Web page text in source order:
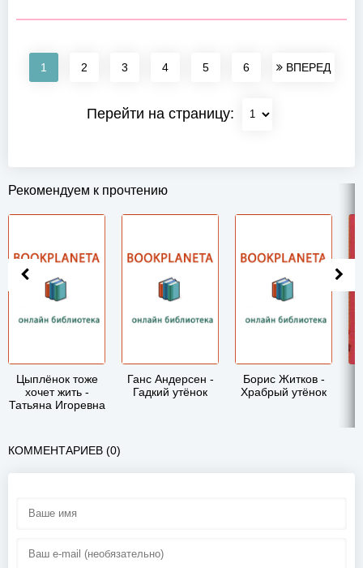
1 2 3 4 5 6 ВПЕРЕД
Перейти на страницу:
Рекомендуем к прочтению
Цыплёнок тоже
хочет жить -
Татьяна Игоревна
Ганс Андерсен -
Гадкий утёнок
Борис Житков -
Храбрый утёнок
КОММЕНТАРИЕВ (0)